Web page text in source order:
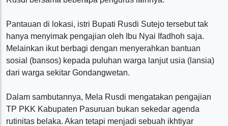
Pantauan di lokasi, istri Bupati Rusdi Sutejo tersebut tak
hanya menyimak pengajian oleh Ibu Nyai Ifadhoh saja.
Melainkan ikut berbagi dengan menyerahkan bantuan
sosial (bansos) kepada puluhan warga lanjut usia (lansia)
dari warga sekitar Gondangwetan.
Dalam sambutannya, Mela Rusdi mengatakan pengajian
TP PKK Kabupaten Pasuruan bukan sekedar agenda
rutinitas belaka. Akan tetapi menjadi sebuah ikhtiyar